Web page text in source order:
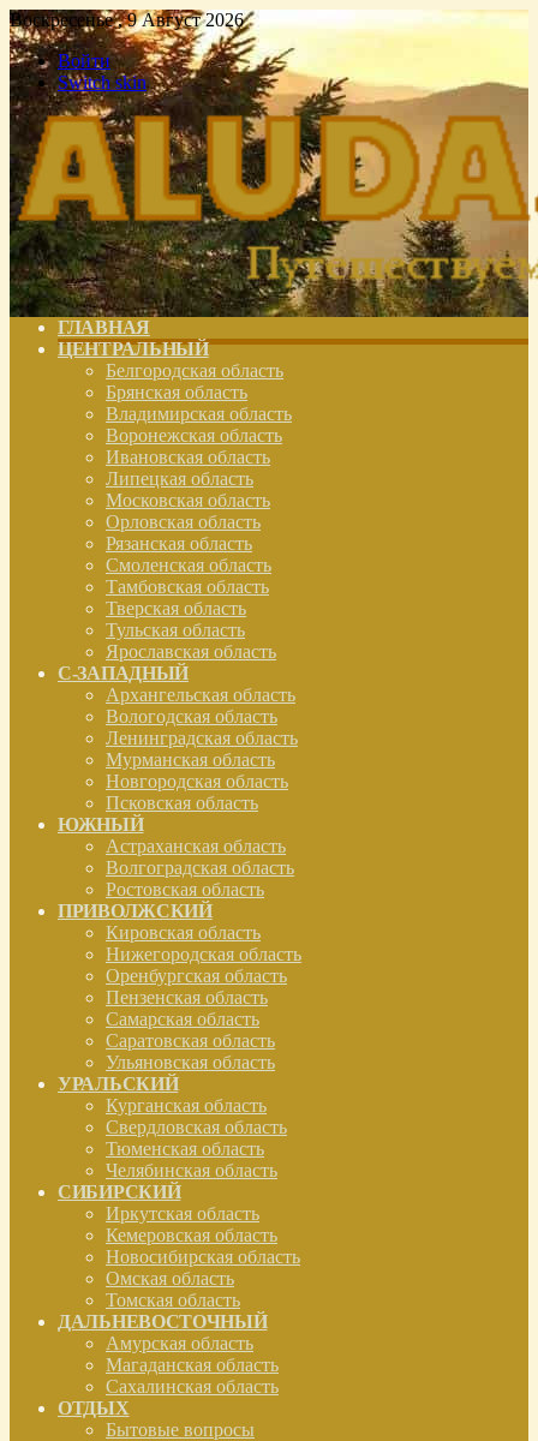
Воскресенье , 9 Август 2026
Войти
Switch skin
ГЛАВНАЯ
ЦЕНТРАЛЬНЫЙ
Белгородская область
Брянская область
Владимирская область
Воронежская область
Ивановская область
Липецкая область
Московская область
Орловская область
Рязанская область
Смоленская область
Тамбовская область
Тверская область
Тульская область
Ярославская область
С-ЗАПАДНЫЙ
Архангельская область
Вологодская область
Ленинградская область
Мурманская область
Новгородская область
Псковская область
ЮЖНЫЙ
Астраханская область
Волгоградская область
Ростовская область
ПРИВОЛЖСКИЙ
Кировская область
Нижегородская область
Оренбургская область
Пензенская область
Самарская область
Саратовская область
Ульяновская область
УРАЛЬСКИЙ
Курганская область
Свердловская область
Тюменская область
Челябинская область
СИБИРСКИЙ
Иркутская область
Кемеровская область
Новосибирская область
Омская область
Томская область
ДАЛЬНЕВОСТОЧНЫЙ
Амурская область
Магаданская область
Сахалинская область
ОТДЫХ
Бытовые вопросы